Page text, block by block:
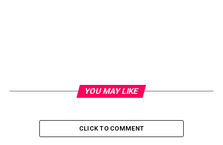
YOU MAY LIKE
CLICK TO COMMENT